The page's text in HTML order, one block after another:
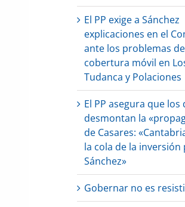
El PP exige a Sánchez
explicaciones en el
ante los problemas de
cobertura móvil en
Tudanca y Polaciones
El PP asegura que los
desmontan la
de Casares:
la cola de la inversión
Sánchez»
Gobernar no es